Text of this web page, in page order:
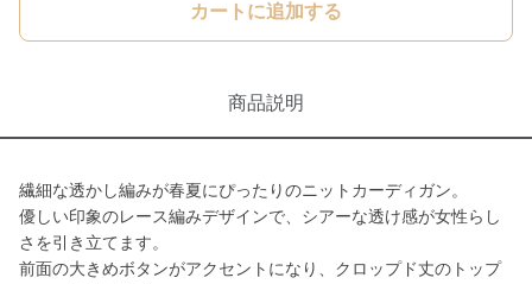
カートに追加する
商品説明
繊細な透かし編みが春夏にぴったりのニットカーディガン。
優しい印象のレース編みデザインで、シアーな透け感が女性らし
さを引き立てます。
前面の大きめボタンがアクセントになり、クロップド丈のトップ